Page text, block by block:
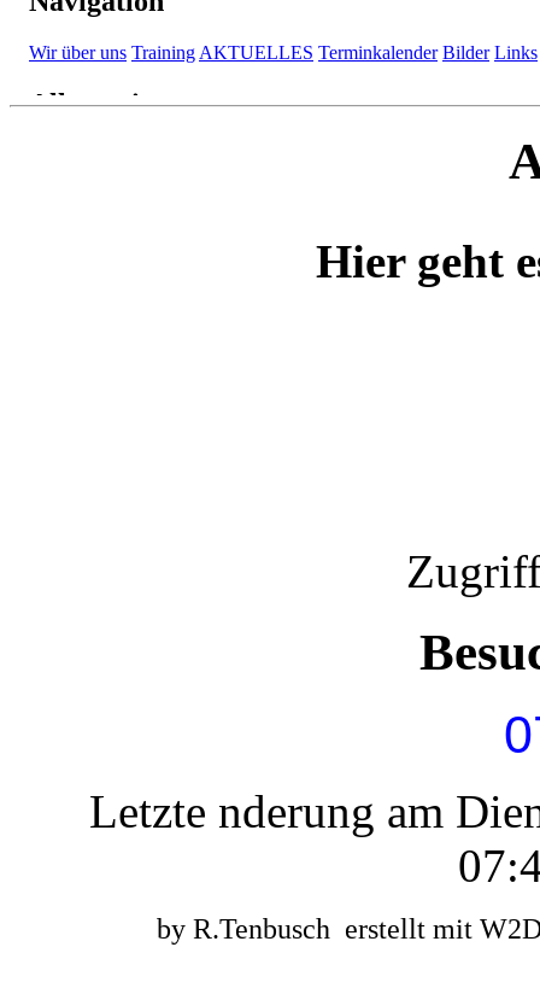
Hier geht
Letzte nderung am
by R.Tenbusch erstellt mit